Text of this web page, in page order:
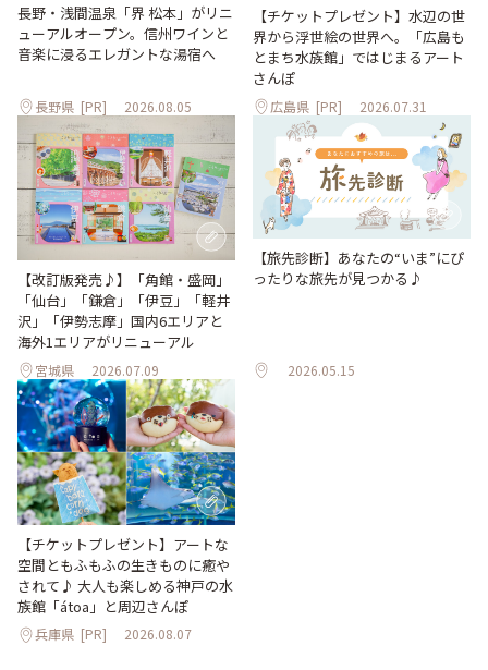
長野・浅間温泉「界 松本」がリニ
ューアルオープン。信州ワインと
音楽に浸るエレガントな湯宿へ
長野県 [PR] 2026.08.05
【チケットプレゼント】水辺の世
界から浮世絵の世界へ。「広島も
とまち水族館」ではじまるアート
さんぽ
広島県 [PR] 2026.07.31
【改訂版発売♪】「角館・盛岡」
「仙台」「鎌倉」「伊豆」「軽井
沢」「伊勢志摩」国内6エリアと
海外1エリアがリニューアル
宮城県 2026.07.09
【旅先診断】あなたの“いま”にぴ
ったりな旅先が見つかる♪
2026.05.15
【チケットプレゼント】アートな
空間ともふもふの生きものに癒や
されて♪ 大人も楽しめる神戸の水
族館「átoa」と周辺さんぽ
兵庫県 [PR] 2026.08.07